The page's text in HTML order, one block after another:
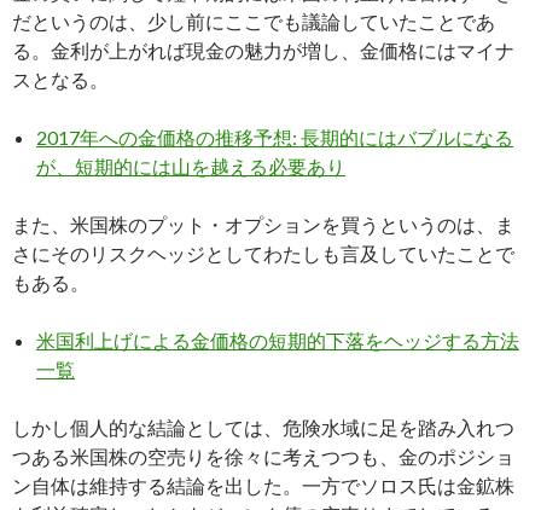
だというのは、少し前にここでも議論していたことであ
る。金利が上がれば現金の魅力が増し、金価格にはマイナ
スとなる。
2017年への金価格の推移予想: 長期的にはバブルになる
が、短期的には山を越える必要あり
また、米国株のプット・オプションを買うというのは、ま
さにそのリスクヘッジとしてわたしも言及していたことで
もある。
米国利上げによる金価格の短期的下落をヘッジする方法
一覧
しかし個人的な結論としては、危険水域に足を踏み入れつ
つある米国株の空売りを徐々に考えつつも、金のポジショ
ン自体は維持する結論を出した。一方でソロス氏は金鉱株